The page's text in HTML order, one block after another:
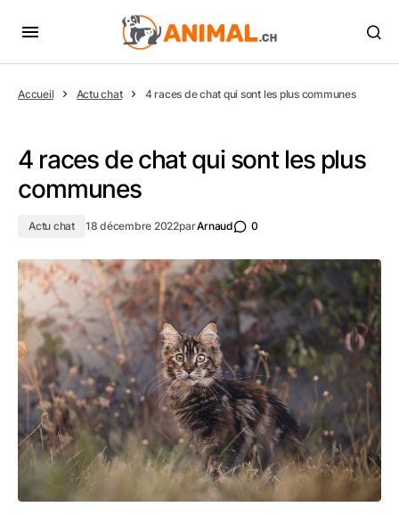
Accueil Actu chat 4 races de chat qui sont les plus communes
4 races de chat qui sont les plus
communes
Actu chat 18 décembre 2022parArnaud 0